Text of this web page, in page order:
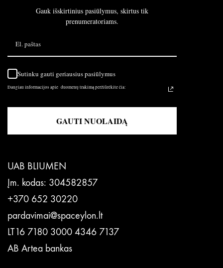
UAB BLIUMEN
Įm. kodas: 304582857
+370 652 30220
pardavimai@spaceylon.lt
LT16 7180 3000 4346 7137
AB Artea bankas
Gauk išskirtinius pasiūlymus, skirtus tik
prenumeratoriams.
Sutinku gauti geriausius pasiūlymus
Daugiau informacijos apie duomenų trakimą peržiūrėkite čia:
GAUTI NUOLAIDĄ